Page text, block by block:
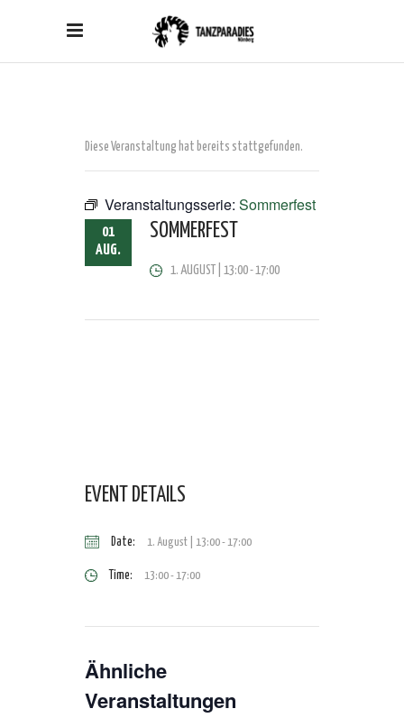
Diese Veranstaltung hat bereits stattgefunden.
Veranstaltungsserie: Sommerfest
01
AUG.
SOMMERFEST
1. AUGUST | 13:00-17:00
EVENT DETAILS
Date: 1. August | 13:00-17:00
Time: 13:00 - 17:00
Ähnliche
Veranstaltungen